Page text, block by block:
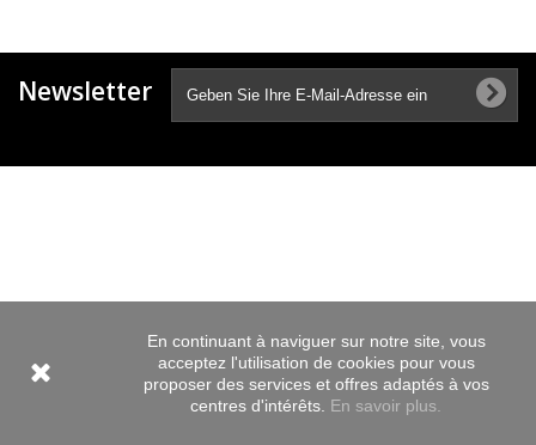
Newsletter
En continuant à naviguer sur notre site, vous
acceptez l'utilisation de cookies pour vous
proposer des services et offres adaptés à vos
centres d'intérêts. En savoir plus.